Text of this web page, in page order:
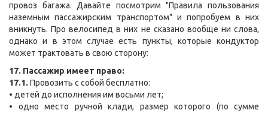
провоз багажа. Давайте посмотрим "Правила пользования
наземным пассажирским транспортом" и попробуем в них
вникнуть. Про велосипед в них не сказано вообще ни слова,
однако и в этом случае есть пункты, которые кондуктор
может трактовать в свою сторону:
17. Пассажир имеет право:
17.1. Провозить с собой бесплатно:
• детей до исполнения им восьми лет;
• одно место ручной клади, размер которого (по сумме